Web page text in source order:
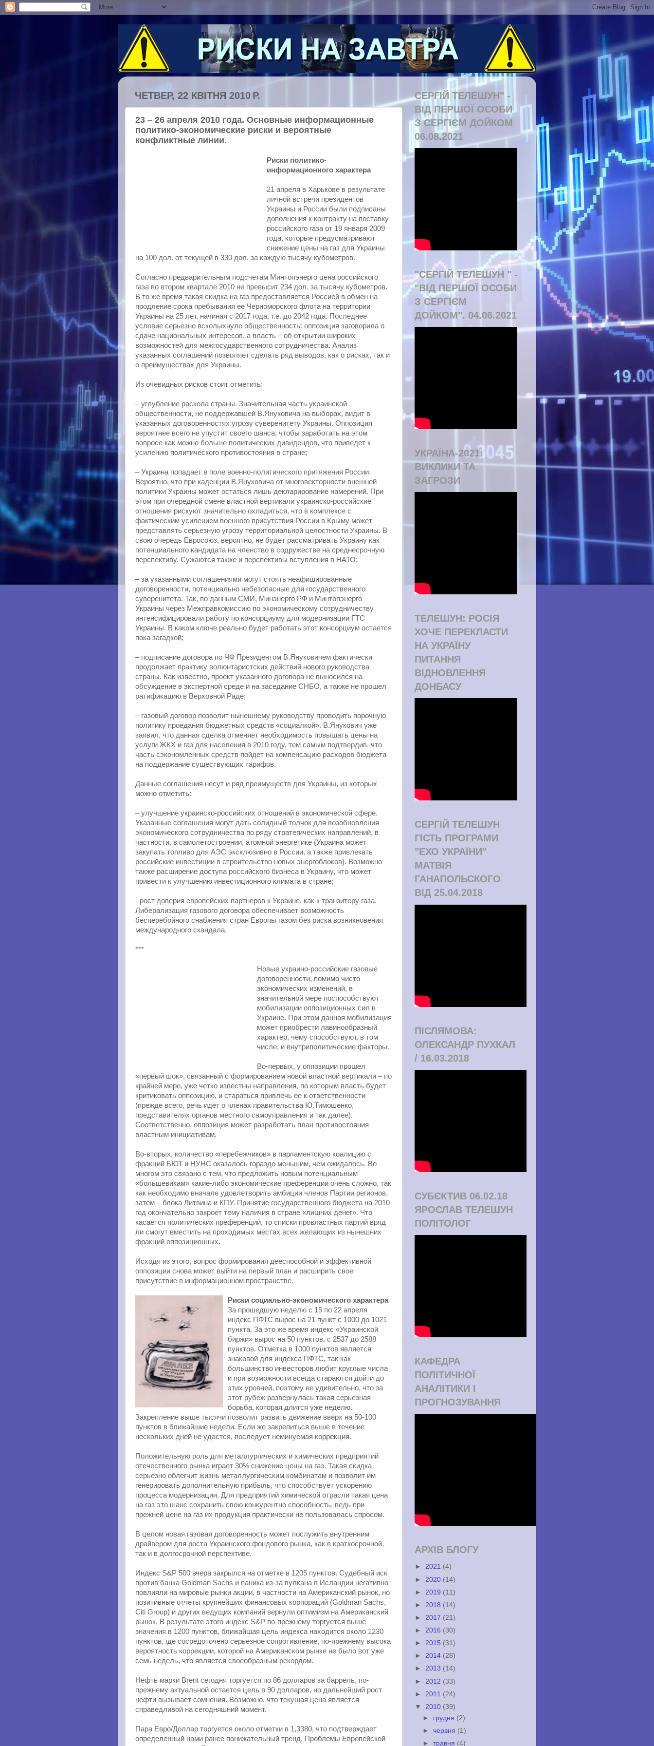
ЧЕТВЕР, 22 КВІТНЯ 2010 Р.
23 – 26 апреля 2010 года. Основные информационные
политико-экономические риски и вероятные
конфликтные линии.
Риски политико-
информационного характера
21 апреля в Харькове в результате
личной встречи президентов
Украины и России были подписаны
дополнения к контракту на поставку
российского газа от 19 января 2009
года, которые предусматривают
снижение цены на газ для Украины
на 100 дол. от текущей в 330 дол. за каждую тысячу кубометров.
Согласно предварительным подсчетам Минтопэнерго цена российского
газа во втором квартале 2010 не превысит 234 дол. за тысячу кубометров.
В то же время такая скидка на газ предоставляется Россией в обмен на
продление срока пребывания ее Черноморского флота на территории
Украины на 25 лет, начиная с 2017 года, т.е. до 2042 года. Последнее
условие серьезно всколыхнуло общественность: оппозиция заговорила о
сдаче национальных интересов, а власть – об открытии широких
возможностей для межгосударственного сотрудничества. Анализ
указанных соглашений позволяет сделать ряд выводов, как о рисках, так и
о преимуществах для Украины.
Из очевидных рисков стоит отметить:
– углубление раскола страны. Значительная часть украинской
общественности, не поддержавшей В.Януковича на выборах, видит в
указанных договоренностях угрозу суверенитету Украины. Оппозиция
вероятнее всего не упустит своего шанса, чтобы заработать на этом
вопросе как можно больше политических дивидендов, что приведет к
усилению политического противостояния в стране;
– Украина попадает в поле военно-политического притяжения России.
Вероятно, что при каденции В.Януковича от многовекторности внешней
политики Украины может остаться лишь декларирование намерений. При
этом при очередной смене властной вертикали украинско-российские
отношения рискуют значительно охладиться, что в комплексе с
фактическим усилением военного присутствия России в Крыму может
представлять серьезную угрозу территориальной целостности Украины. В
свою очередь Евросоюз, вероятно, не будет рассматривать Украину как
потенциального кандидата на членство в содружестве на среднесрочную
перспективу. Сужаются также и перспективы вступления в НАТО;
– за указанными соглашениями могут стоять неафишированные
договоренности, потенциально небезопасные для государственного
суверенитета. Так, по данным СМИ, Минэнерго РФ и Минтопэнерго
Украины через Межправкомиссию по экономическому сотрудничеству
интенсифицировали работу по консорциуму для модернизации ГТС
Украины. В каком ключе реально будет работать этот консорциум остается
пока загадкой;
– подписание договора по ЧФ Президентом В.Януковичем фактически
продолжает практику волюнтаристских действий нового руководства
страны. Как известно, проект указанного договора не выносился на
обсуждение в экспертной среде и на заседание СНБО, а также не прошел
ратификацию в Верховной Раде;
– газовый договор позволит нынешнему руководству проводить порочную
политику проедания бюджетных средств «социалкой». В.Янукович уже
заявил, что данная сделка отменяет необходимость повышать цены на
услуги ЖКХ и газ для населения в 2010 году, тем самым подтвердив, что
часть сэкономленных средств пойдет на компенсацию расходов бюджета
на поддержание существующих тарифов.
Данные соглашения несут и ряд преимуществ для Украины, из которых
можно отметить:
– улучшение украинско-российских отношений в экономической сфере.
Указанные соглашения могут дать солидный толчок для возобновления
экономического сотрудничества по ряду стратегических направлений, в
частности, в самолетостроении, атомной энергетике (Украина может
закупать топливо для АЭС эксклюзивно в России, а также привлекать
российские инвестиции в строительство новых энергоблоков). Возможно
также расширение доступа российского бизнеса в Украину, что может
привести к улучшению инвестиционного климата в стране;
- рост доверия европейских партнеров к Украине, как к транзитеру газа.
Либерализация газового договора обеспечивает возможность
бесперебойного снабжения стран Европы газом без риска возникновения
международного скандала.
***
Новые украино-российские газовые
договоренности, помимо чисто
экономических изменений, в
значительной мере поспособствуют
мобилизации оппозиционных сил в
Украине. При этом данная мобилизация
может приобрести лавинообразный
характер, чему способствуют, в том
числе, и внутриполитические факторы.
Во-первых, у оппозиции прошел
«первый шок», связанный с формированием новой властной вертикали – по
крайней мере, уже четко известны направления, по которым власть будет
критиковать оппозицию, и стараться привлечь ее к ответственности
(прежде всего, речь идет о членах правительства Ю.Тимошенко,
представителях органов местного самоуправления и так далее).
Соответственно, оппозиция может разработать план противостояния
властным инициативам.
Во-вторых, количество «перебежчиков» в парламентскую коалицию с
фракций БЮТ и НУНС оказалось гораздо меньшим, чем ожидалось. Во
многом это связано с тем, что предложить новым потенциальным
«большевикам» какие-либо экономические преференции очень сложно, так
как необходимо вначале удовлетворить амбиции членов Партии регионов,
затем – блока Литвина и КПУ. Принятие государственного бюджета на 2010
год окончательно закроет тему наличия в стране «лишних денег». Что
касается политических преференций, то списки провластных партий вряд
ли смогут вместить на проходимых местах всех желающих из нынешних
фракций оппозиционных.
Исходя из этого, вопрос формирования дееспособной и эффективной
оппозиции снова может выйти на первый план и расширить свое
присутствие в информационном пространстве.
Риски социально-экономического характера
За прошедшую неделю с 15 по 22 апреля
индекс ПФТС вырос на 21 пункт с 1000 до 1021
пункта. За это же время индекс «Украинской
биржи» вырос на 50 пунктов, с 2537 до 2588
пунктов. Отметка в 1000 пунктов является
знаковой для индекса ПФТС, так как
большинство инвесторов любит круглые числа
и при возможности всегда стараются дойти до
этих уровней, поэтому не удивительно, что за
этот рубеж развернулась такая серьезная
борьба, которая длится уже неделю.
Закрепление выше тысячи позволит развить движение вверх на 50-100
пунктов в ближайшие недели. Если же закрепиться выше в течение
нескольких дней не удастся, последует неминуемая коррекция.
Положительную роль для металлургических и химических предприятий
отечественного рынка играет 30% снижение цены на газ. Такая скидка
серьезно облегчит жизнь металлургическим комбинатам и позволит им
генерировать дополнительную прибыль, что способствует ускорению
процесса модернизации. Для предприятий химической отрасли такая цена
на газ это шанс сохранить свою конкурентно способность, ведь при
прежней цене на газ их продукция практически не пользовалась спросом.
В целом новая газовая договоренность может послужить внутренним
драйвером для роста Украинского фондового рынка, как в краткосрочной,
так и в долгосрочной перспективе.
Индекс S&P 500 вчера закрылся на отметке в 1205 пунктов. Судебный иск
против банка Goldman Sachs и паника из-за вулкана в Исландии негативно
повлияли на мировые рынки акции, в частности на Американский рынок, но
позитивные отчеты крупнейших финансовых корпораций (Goldman Sachs,
Citi Group) и других ведущих компаний вернули оптимизм на Американский
рынок. В результате этого индекс S&P по-прежнему торгуется выше
значения в 1200 пунктов, ближайшая цель индекса находится около 1230
пунктов, где сосредоточено серьезное сопротивление, по-прежнему высока
вероятность коррекции, которой на Американском рынке не было вот уже
семь недель, что является своеобразным рекордом.
Нефть марки Brent сегодня торгуется по 86 долларов за баррель, по-
прежнему актуальной остается цель в 90 долларов, но дальнейший рост
нефти вызывает сомнения. Возможно, что текущая цена является
справедливой на сегодняшний момент.
Пара Евро/Доллар торгуется около отметки в 1,3380, что подтверждает
определенный нами ранее понижательный тренд. Проблемы Европейской
СЕРГІЙ ТЕЛЕШУН" -
ВІД ПЕРШОЇ ОСОБИ
З СЕРГІЄМ ДОЙКОМ
06.08.2021
"СЕРГІЙ ТЕЛЕШУН " -
"ВІД ПЕРШОЇ ОСОБИ
З СЕРГІЄМ
ДОЙКОМ". 04.06.2021
УКРАЇНА-2021:
ВИКЛИКИ ТА
ЗАГРОЗИ
ТЕЛЕШУН: РОСІЯ
ХОЧЕ ПЕРЕКЛАСТИ
НА УКРАЇНУ
ПИТАННЯ
ВІДНОВЛЕННЯ
ДОНБАСУ
СЕРГІЙ ТЕЛЕШУН
ГІСТЬ ПРОГРАМИ
"ЕХО УКРАЇНИ"
МАТВІЯ
ГАНАПОЛЬСКОГО
ВІД 25.04.2018
ПІСЛЯМОВА:
ОЛЕКСАНДР ПУХКАЛ
/ 16.03.2018
СУБЄКТИВ 06.02.18
ЯРОСЛАВ ТЕЛЕШУН
ПОЛІТОЛОГ
КАФЕДРА
ПОЛІТИЧНОЇ
АНАЛІТИКИ І
ПРОГНОЗУВАННЯ
АРХІВ БЛОГУ
► 2021 (4)
► 2020 (14)
► 2019 (11)
► 2018 (14)
► 2017 (21)
► 2016 (30)
► 2015 (31)
► 2014 (28)
► 2013 (14)
► 2012 (33)
► 2011 (24)
▼ 2010 (39)
► грудня (2)
►червня (1)
►травня (4)